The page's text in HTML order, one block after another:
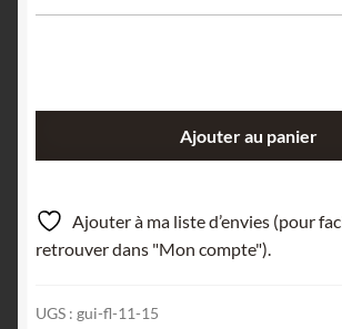
l'Argentolle,
Saint-
Prix,
et-
Ajouter au panier
Ajouter à ma liste d’envies (pour
retrouver dans "Mon compte").
UGS : gui-fl-11-15